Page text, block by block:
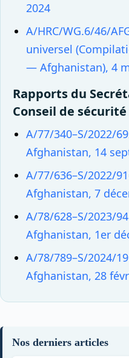
2024
A/HRC/WG.6/46/
universel
— Afghanistan), 4
Rapports du
Conseil de
A/77/340–S/2022/
Afghanistan, 14
A/77/636–S/2022/
Afghanistan, 7
A/78/628–S/2023/
Afghanistan, 1er
A/78/789–S/2024/
Afghanistan, 28
Nos derniers articles